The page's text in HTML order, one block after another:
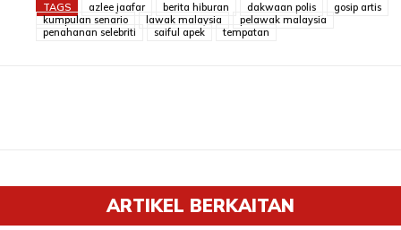
TAGS azlee jaafar berita hiburan dakwaan polis
gosip artis
kumpulan senario
lawak malaysia
pelawak malaysia
penahanan selebriti
saiful apek tempatan
ARTIKEL BERKAITAN